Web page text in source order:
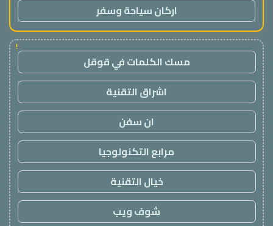
اركان سياحة وسفر
!
مسك الكلمات في قوقل
اشراق التقنية
ان سفن
مرابع التكنولوجيا
خيال التقنية
شوف ويب